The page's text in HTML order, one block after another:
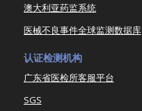
澳大利亚药监系统
医械不良事件全球监测数据库
认证检测机构
广东省医检所客服平台
SGS